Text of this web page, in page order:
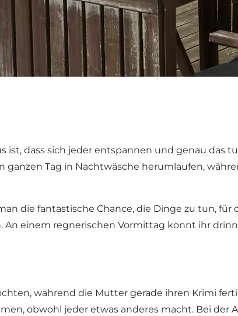
ist, dass sich jeder entspannen und genau das
Tag in Nachtwäsche herumlaufen,
die fantastische Chance, die Dinge zu tun,
An einem regnerischen Vormittag könnt ihr
während die Mutter gerade ihren Krimi
obwohl jeder etwas anderes macht. Bei der